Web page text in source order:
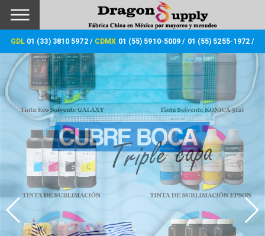
GDL01 (33) 3810 5972 / CDMX 01 (55) 5910-5009 / 01 (55) 5255-1972 /
01 (55) 5910-5040
WISHLIST 0